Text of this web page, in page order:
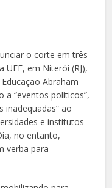
o corte em três
UFF, em Niterói (RJ),
Abraham
a “eventos políticos”,
inadequadas” ao
e institutos
no entanto,
verba para